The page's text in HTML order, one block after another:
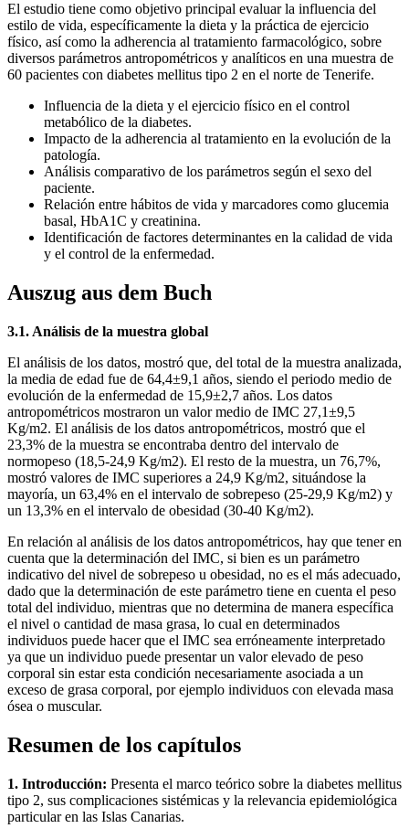
El estudio tiene como objetivo principal evaluar la influencia del
estilo de vida, específicamente la dieta y la práctica de ejercicio
físico, así como la adherencia al tratamiento farmacológico, sobre
diversos parámetros antropométricos y analíticos en una muestra de
60 pacientes con diabetes mellitus tipo 2 en el norte de Tenerife.
Influencia de la dieta y el ejercicio físico en el control
metabólico de la diabetes.
Impacto de la adherencia al tratamiento en la evolución de la
patología.
Análisis comparativo de los parámetros según el sexo del
paciente.
Relación entre hábitos de vida y marcadores como glucemia
basal, HbA1C y creatinina.
Identificación de factores determinantes en la calidad de vida
y el control de la enfermedad.
Auszug aus dem Buch
3.1. Análisis de la muestra global
El análisis de los datos, mostró que, del total de la muestra analizada,
la media de edad fue de 64,4±9,1 años, siendo el periodo medio de
evolución de la enfermedad de 15,9±2,7 años. Los datos
antropométricos mostraron un valor medio de IMC 27,1±9,5
Kg/m2. El análisis de los datos antropométricos, mostró que el
23,3% de la muestra se encontraba dentro del intervalo de
normopeso (18,5-24,9 Kg/m2). El resto de la muestra, un 76,7%,
mostró valores de IMC superiores a 24,9 Kg/m2, situándose la
mayoría, un 63,4% en el intervalo de sobrepeso (25-29,9 Kg/m2) y
un 13,3% en el intervalo de obesidad (30-40 Kg/m2).
En relación al análisis de los datos antropométricos, hay que tener en
cuenta que la determinación del IMC, si bien es un parámetro
indicativo del nivel de sobrepeso u obesidad, no es el más adecuado,
dado que la determinación de este parámetro tiene en cuenta el peso
total del individuo, mientras que no determina de manera específica
el nivel o cantidad de masa grasa, lo cual en determinados
individuos puede hacer que el IMC sea erróneamente interpretado
ya que un individuo puede presentar un valor elevado de peso
corporal sin estar esta condición necesariamente asociada a un
exceso de grasa corporal, por ejemplo individuos con elevada masa
ósea o muscular.
Resumen de los capítulos
1. Introducción: Presenta el marco teórico sobre la diabetes mellitus
tipo 2, sus complicaciones sistémicas y la relevancia epidemiológica
particular en las Islas Canarias.